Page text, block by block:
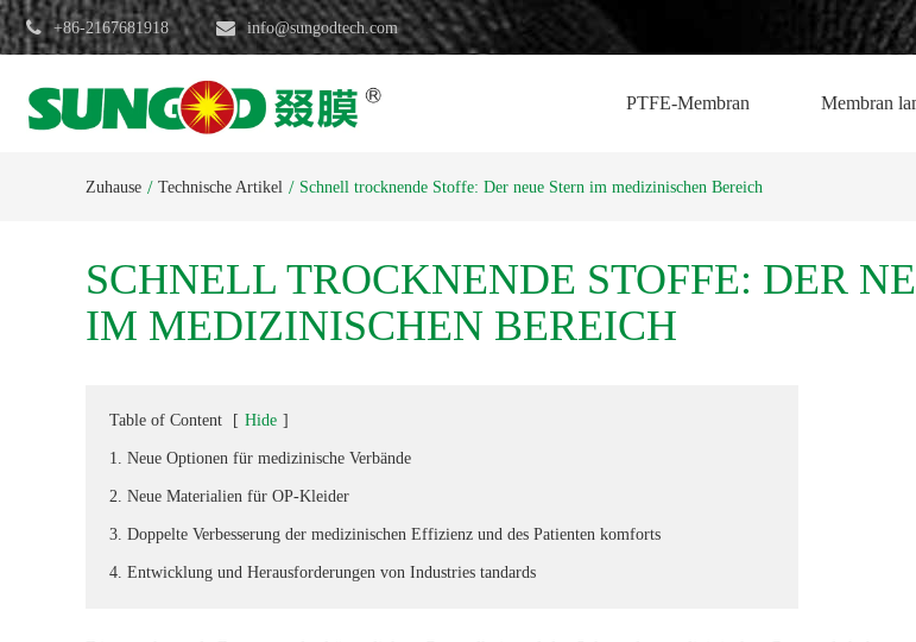
+86-2167681918 info@sungodtech.com
PTFE-Membran Membran
Zuhause Technische Artikel Schnell trocknende Stoffe: Der neue Stern im medizinischen Bereich
SCHNELL TROCKNENDE STOFFE: DER
IM MEDIZINISCHEN BEREICH
Table of Content [ Hide ]
1. Neue Optionen für medizinische Verbände
2. Neue Materialien für OP-Kleider
3. Doppelte Verbesserung der medizinischen Effizienz und des Patienten komforts
4. Entwicklung und Herausforderungen von Industries tandards